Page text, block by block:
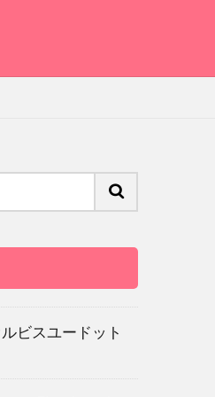
ビスユードット